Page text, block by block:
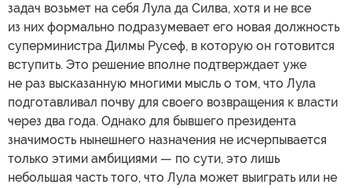
задач возьмет на себя Лула да Силва, хотя и не все
из них формально подразумевает его новая должность
суперминистра Дилмы Русеф, в которую он готовится
вступить. Это решение вполне подтверждает уже
не раз высказанную многими мысль о том, что Лула
подготавливал почву для своего возвращения к власти
через два года. Однако для бывшего президента
значимость нынешнего назначения не исчерпывается
только этими амбициями — по сути, это лишь
небольшая часть того, что Лула может выиграть или не